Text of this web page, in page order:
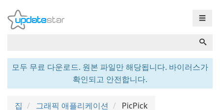
☰
모두 무료 다운로드. 원본 파일만 해당됩니다. 바이러스가
확인되고 안전합니다.
집 그래픽 애플리케이션 PicPick